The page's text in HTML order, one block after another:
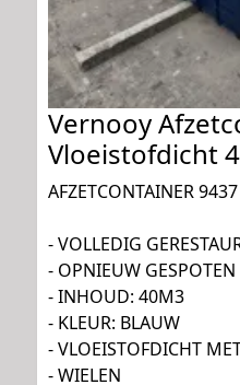
Vernooy
Vloeistofdicht
AFZETCONTAINER
- VOLLEDIG
- OPNIEUW GESPOTEN
- INHOUD: 40M3
- KLEUR: BLAUW
- VLOEISTOFDICHT
- WIELEN